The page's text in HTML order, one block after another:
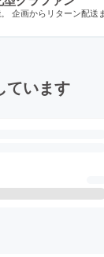
企画からリターン配送
ています